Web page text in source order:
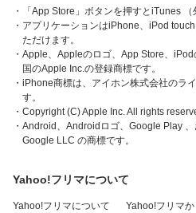
・「App Store」ボタンを押すとiTunes （
・アプリケーションはiPhone、iPod
ただけます。
・Apple、Appleのロゴ、App Store、
国のApple Inc.の登録商標です。
・iPhone商標は、アイホン株式会社のラ
す。
・Copyright (C) Apple Inc. All rights
・Android、Androidロゴ、Google Play
Google LLC の商標です。
Yahoo!フリマについて
Yahoo!フリマについて Yahoo!フリマ